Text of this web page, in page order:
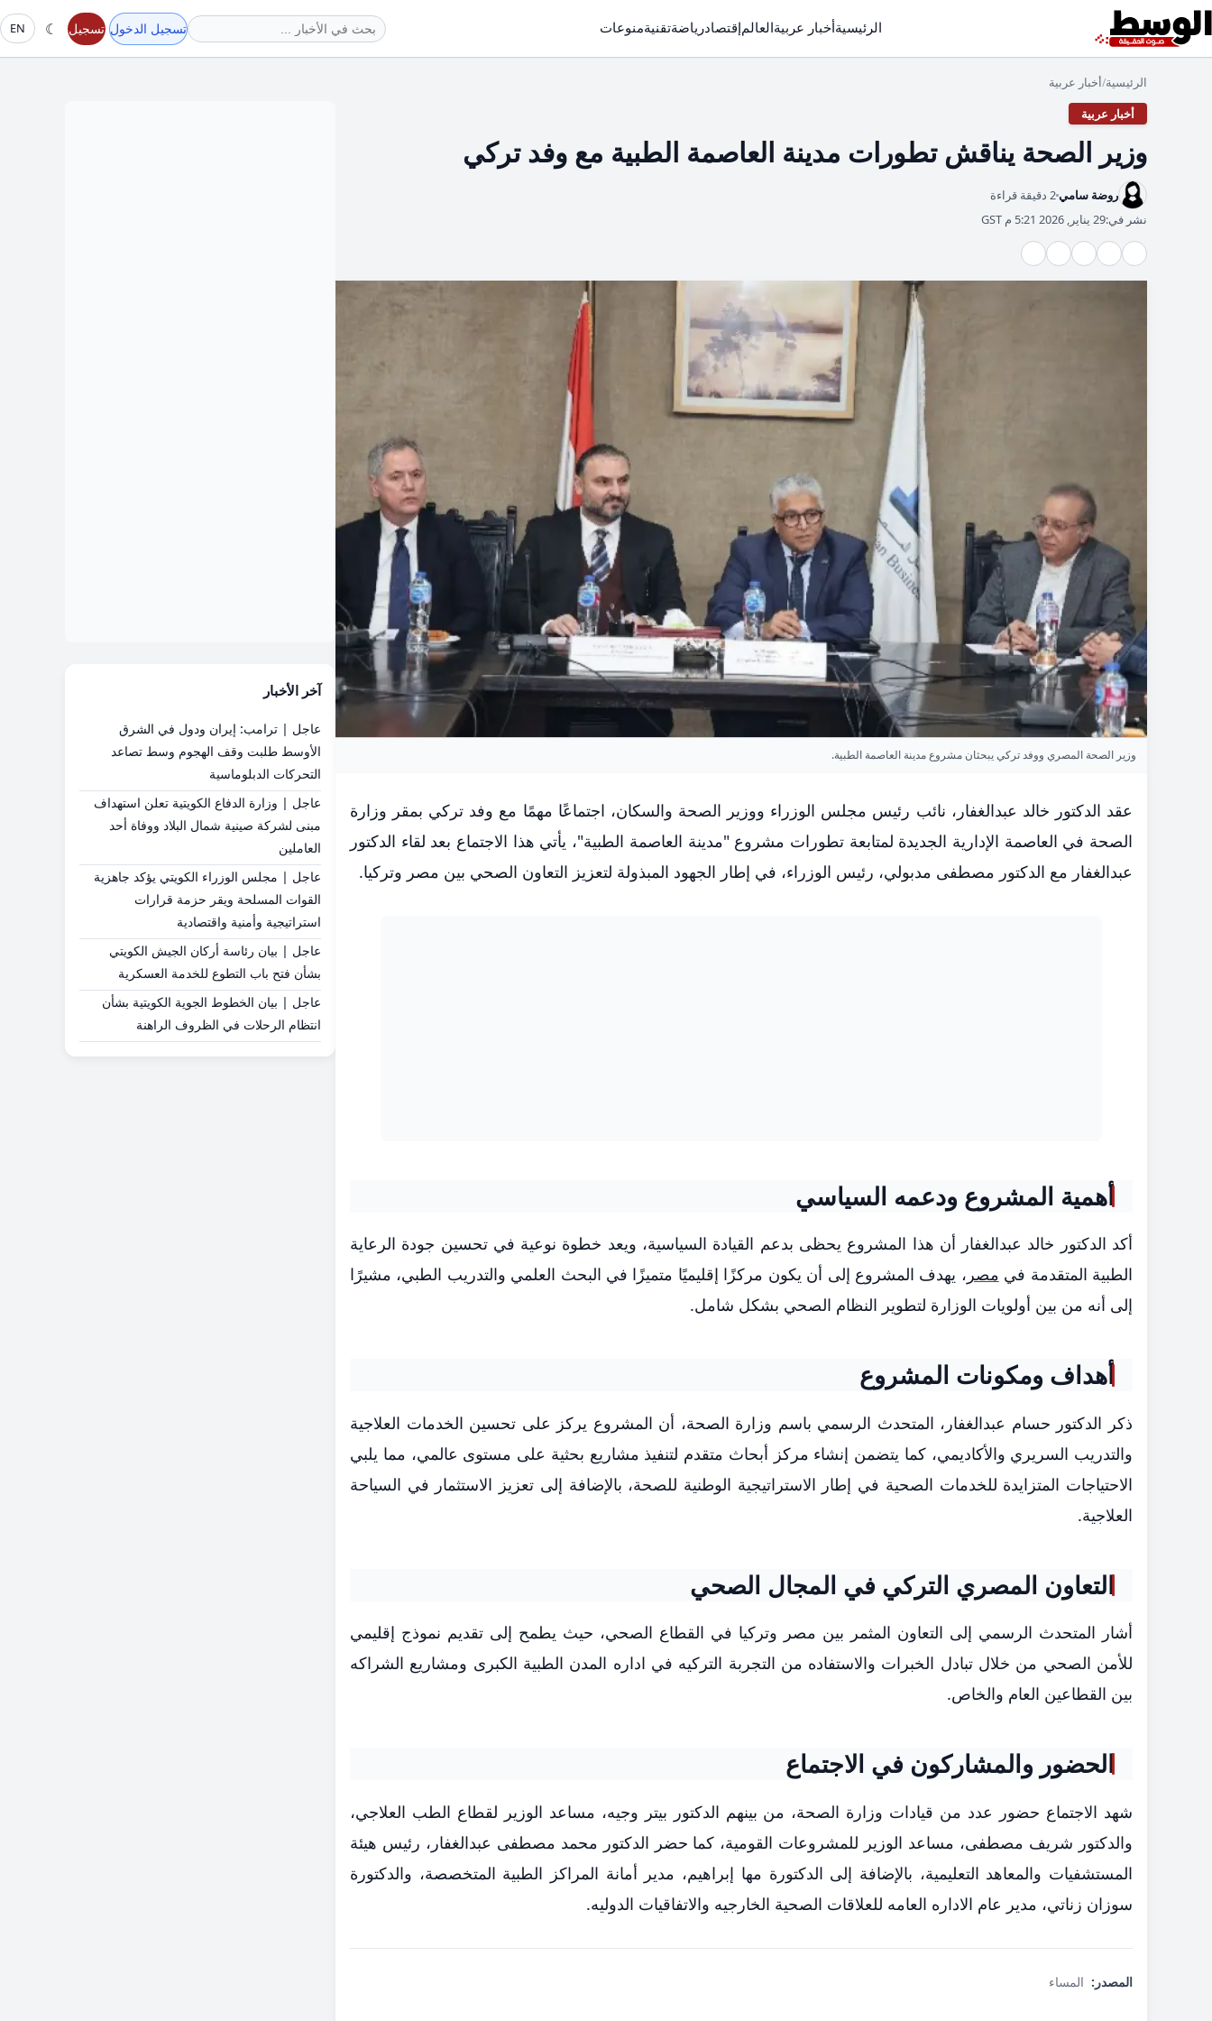
الرئيسيةأخبار عربيةالعالمإقتصادرياضةتقنيةمنوعات تسجيل الدخول تسجيل ☾
EN
الرئيسية/أخبار عربية
أخبار عربية
وزير الصحة يناقش تطورات مدينة العاصمة الطبية مع وفد تركي
روضة سامي2 دقيقة قراءة
نشر في:29 يناير, 2026 5:21 م GST
وزير الصحة المصري ووفد تركي يبحثان مشروع مدينة العاصمة الطبية.
عقد الدكتور خالد عبدالغفار، نائب رئيس مجلس الوزراء ووزير الصحة والسكان، اجتماعًا مهمًا مع وفد تركي بمقر وزارة
الصحة في العاصمة الإدارية الجديدة لمتابعة تطورات مشروع "مدينة العاصمة الطبية"، يأتي هذا الاجتماع بعد لقاء الدكتور
عبدالغفار مع الدكتور مصطفى مدبولي، رئيس الوزراء، في إطار الجهود المبذولة لتعزيز التعاون الصحي بين مصر وتركيا.
أهمية المشروع ودعمه السياسي
أكد الدكتور خالد عبدالغفار أن هذا المشروع يحظى بدعم القيادة السياسية، ويعد خطوة نوعية في تحسين جودة الرعاية
الطبية المتقدمة في مصر ، يهدف المشروع إلى أن يكون مركزًا إقليميًا متميزًا في البحث العلمي والتدريب الطبي، مشيرًا
إلى أنه من بين أولويات الوزارة لتطوير النظام الصحي بشكل شامل.
أهداف ومكونات المشروع
ذكر الدكتور حسام عبدالغفار، المتحدث الرسمي باسم وزارة الصحة، أن المشروع يركز على تحسين الخدمات العلاجية
والتدريب السريري والأكاديمي، كما يتضمن إنشاء مركز أبحاث متقدم لتنفيذ مشاريع بحثية على مستوى عالمي، مما يلبي
الاحتياجات المتزايدة للخدمات الصحية في إطار الاستراتيجية الوطنية للصحة، بالإضافة إلى تعزيز الاستثمار في السياحة
العلاجية.
التعاون المصري التركي في المجال الصحي
أشار المتحدث الرسمي إلى التعاون المثمر بين مصر وتركيا في القطاع الصحي، حيث يطمح إلى تقديم نموذج إقليمي
للأمن الصحي من خلال تبادل الخبرات والاستفاده من التجربة التركيه في اداره المدن الطبية الكبرى ومشاريع الشراكه
بين القطاعين العام والخاص.
الحضور والمشاركون في الاجتماع
شهد الاجتماع حضور عدد من قيادات وزارة الصحة، من بينهم الدكتور بيتر وجيه، مساعد الوزير لقطاع الطب العلاجي،
والدكتور شريف مصطفى، مساعد الوزير للمشروعات القومية، كما حضر الدكتور محمد مصطفى عبدالغفار، رئيس هيئة
المستشفيات والمعاهد التعليمية، بالإضافة إلى الدكتورة مها إبراهيم، مدير أمانة المراكز الطبية المتخصصة، والدكتورة
سوزان زناتي، مدير عام الاداره العامه للعلاقات الصحية الخارجيه والاتفاقيات الدوليه.
المصدر: المساء
آخر الأخبار
عاجل | ترامب: إيران ودول في الشرق
الأوسط طلبت وقف الهجوم وسط تصاعد
التحركات الدبلوماسية
عاجل | وزارة الدفاع الكويتية تعلن استهداف
مبنى لشركة صينية شمال البلاد ووفاة أحد
العاملين
عاجل | مجلس الوزراء الكويتي يؤكد جاهزية
القوات المسلحة ويقر حزمة قرارات
استراتيجية وأمنية واقتصادية
عاجل | بيان رئاسة أركان الجيش الكويتي
بشأن فتح باب التطوع للخدمة العسكرية
عاجل | بيان الخطوط الجوية الكويتية بشأن
انتظام الرحلات في الظروف الراهنة